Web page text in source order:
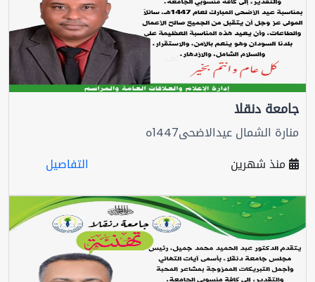
جامعة دنقلا
منارة الشمال عيدالاضحى1447ه
منذ شهرين
التفاصيل